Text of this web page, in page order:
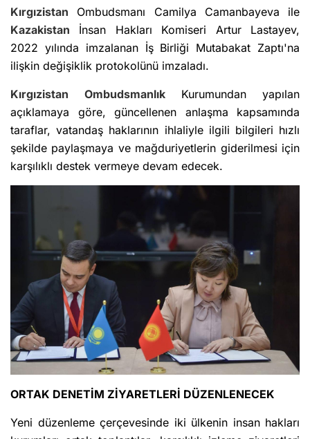
Kırgızistan Ombudsmanı Camilya Camanbayeva ile
Kazakistan İnsan Hakları Komiseri Artur Lastayev,
2022 yılında imzalanan İş Birliği Mutabakat Zaptı'na
ilişkin değişiklik protokolünü imzaladı.
Kırgızistan Ombudsmanlık Kurumundan yapılan
açıklamaya göre, güncellenen anlaşma kapsamında
taraflar, vatandaş haklarının ihlaliyle ilgili bilgileri hızlı
şekilde paylaşmaya ve mağduriyetlerin giderilmesi için
karşılıklı destek vermeye devam edecek.
ORTAK DENETİM ZİYARETLERİ DÜZENLENECEK
Yeni düzenleme çerçevesinde iki ülkenin insan hakları